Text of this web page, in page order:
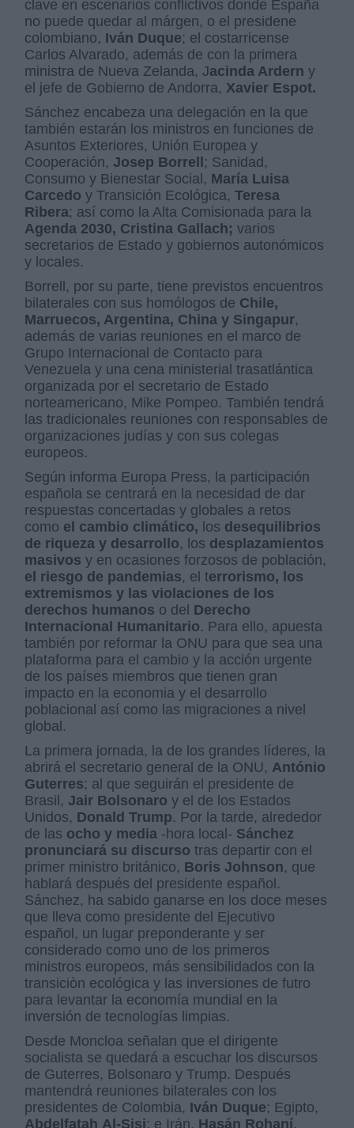
clave en escenarios conflictivos donde España
no puede quedar al márgen, o el presidene
colombiano, Iván Duque; el costarricense
Carlos Alvarado, además de con la primera
ministra de Nueva Zelanda, Jacinda Ardern y
el jefe de Gobierno de Andorra, Xavier Espot.
Sánchez encabeza una delegación en la que
también estarán los ministros en funciones de
Asuntos Exteriores, Unión Europea y
Cooperación, Josep Borrell ; Sanidad,
Consumo y Bienestar Social, María Luisa
Carcedo y Transición Ecológica,Teresa
Ribera; así como la Alta Comisionada para la
Agenda 2030, Cristina Gallach; varios
secretarios de Estado y gobiernos autonómicos
y locales.
Borrell, por su parte, tiene previstos encuentros
bilaterales con sus homólogos de Chile,
Marruecos, Argentina, China y Singapur,
además de varias reuniones en el marco de
Grupo Internacional de Contacto para
Venezuela y una cena ministerial trasatlántica
organizada por el secretario de Estado
norteamericano, Mike Pompeo. También tendrá
las tradicionales reuniones con responsables de
organizaciones judías y con sus colegas
europeos.
Según informa Europa Press, la participación
española se centrará en la necesidad de dar
respuestas concertadas y globales a retos
como el cambio climático, los desequilibrios
de riqueza y desarrollo, los desplazamientos
masivos y en ocasiones forzosos de población,
el riesgo de pandemias, el terrorismo, los
extremismos y las violaciones de los
derechos humanos o del Derecho
Internacional Humanitario. Para ello, apuesta
también por reformar la ONU para que sea una
plataforma para el cambio y la acción urgente
de los países miembros que tienen gran
impacto en la economia y el desarrollo
poblacional así como las migraciones a nivel
global.
La primera jornada, la de los grandes líderes, la
abrirá el secretario general de la ONU, António
Guterres; al que seguirán el presidente de
Brasil, Jair Bolsonaro y el de los Estados
Unidos, Donald Trump. Por la tarde, alrededor
de las ocho y media -hora local- Sánchez
pronunciará su discurso tras departir con el
primer ministro británico, Boris Johnson, que
hablará después del presidente español.
Sánchez, ha sabido ganarse en los doce meses
que lleva como presidente del Ejecutivo
español, un lugar preponderante y ser
considerado como uno de los primeros
ministros europeos, más sensibilidados con la
transiciòn ecológica y las inversiones de futro
para levantar la economía mundial en la
inversión de tecnologías limpias.
Desde Moncloa señalan que el dirigente
socialista se quedará a escuchar los discursos
de Guterres, Bolsonaro y Trump. Después
mantendrá reuniones bilaterales con los
presidentes de Colombia, Iván Duque; Egipto,
Abdelfatah Al-Sisi; e Irán, Hasán Rohaní,